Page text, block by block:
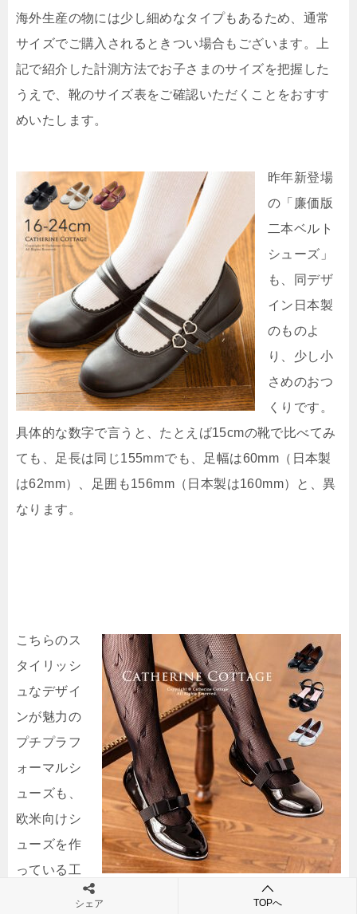
海外生産の物には少し細めなタイプもあるため、通常
サイズでご購入されるときつい場合もございます。上
記で紹介した計測方法でお子さまのサイズを把握した
うえで、靴のサイズ表をご確認いただくことをおすす
めいたします。
昨年新登場
の「廉価版
二本ベルト
シューズ」
も、同デザ
イン日本製
のものよ
り、少し小
さめのおつ
くりです。
具体的な数字で言うと、たとえば15cmの靴で比べてみ
ても、足長は同じ155mmでも、足幅は60mm（日本製
は62mm）、足囲も156mm（日本製は160mm）と、異
なります。
こちらのス
タイリッシ
ュなデザイ
ンが魅力の
プチプラフ
ォーマルシ
ューズも、
欧米向けシ
ューズを作
っている工
場のものであるため、細みデザインとなっています。
シェア TOPへ